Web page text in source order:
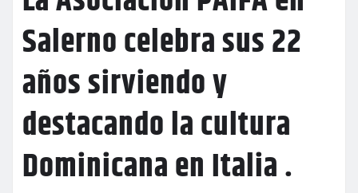
Salerno celebra sus 22
años sirviendo y
destacando la cultura
Dominicana en Italia .